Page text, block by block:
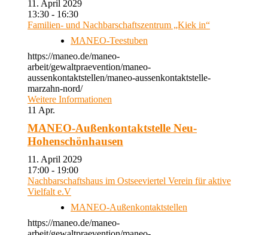
11. April 2029
13:30 - 16:30
Familien- und Nachbarschaftszentrum „Kiek in“
MANEO-Teestuben
https://maneo.de/maneo-
arbeit/gewaltpraevention/maneo-
aussenkontaktstellen/maneo-aussenkontaktstelle-
marzahn-nord/
Weitere Informationen
11 Apr.
MANEO-Außenkontaktstelle Neu-
Hohenschönhausen
11. April 2029
17:00 - 19:00
Nachbarschaftshaus im Ostseeviertel Verein für aktive
Vielfalt e.V
MANEO-Außenkontaktstellen
https://maneo.de/maneo-